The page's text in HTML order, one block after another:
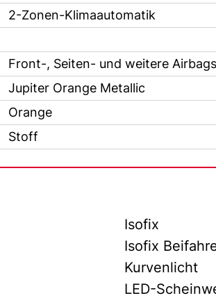
2-Zonen-Klimaautomatik
Front-, Seiten- und weitere Airbags
Jupiter Orange Metallic
Orange
Stoff
Isofix
Isofix
Kurvenlicht
LED-